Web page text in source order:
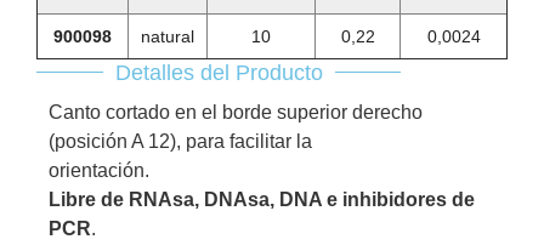
900098 natural 10 0,22 0,0024
Detalles del Producto
Canto cortado en el borde superior derecho
(posición A 12), para facilitar la
orientación.
Libre de RNAsa, DNAsa, DNA e inhibidores de
PCR.